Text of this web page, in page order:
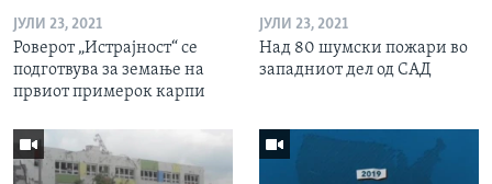
ЈУЛИ 23, 2021
Роверот „Истрајност“ се
подготвува за земање на
првиот примерок карпи
ЈУЛИ 23, 2021
Над 80 шумски пожари во
западниот дел од САД